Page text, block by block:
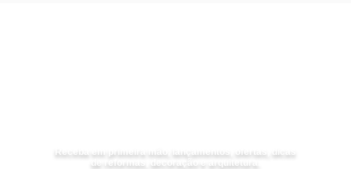
Receba em primeira mão, lançamentos, ofertas, dicas
de reformas, decoração e arquitetura.